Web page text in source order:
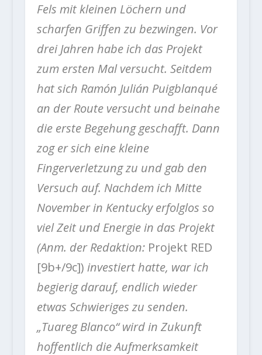
Fels mit kleinen Löchern und
scharfen Griffen zu bezwingen. Vor
drei Jahren habe ich das Projekt
zum ersten Mal versucht. Seitdem
hat sich Ramón Julián Puigblanqué
an der Route versucht und beinahe
die erste Begehung geschafft. Dann
zog er sich eine kleine
Fingerverletzung zu und gab den
Versuch auf. Nachdem ich Mitte
November in Kentucky erfolglos so
viel Zeit und Energie in das Projekt
(Anm. der Redaktion:Projekt RED
[9b+/9c]) investiert hatte, war ich
begierig darauf, endlich wieder
etwas Schwieriges zu senden.
„Tuareg Blanco“ wird in Zukunft
hoffentlich die Aufmerksamkeit